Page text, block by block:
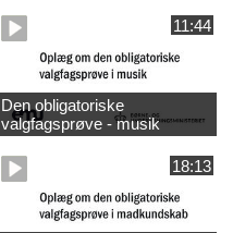
11:44
Den obligatoriske
valgfagsprøve - musik
18:13